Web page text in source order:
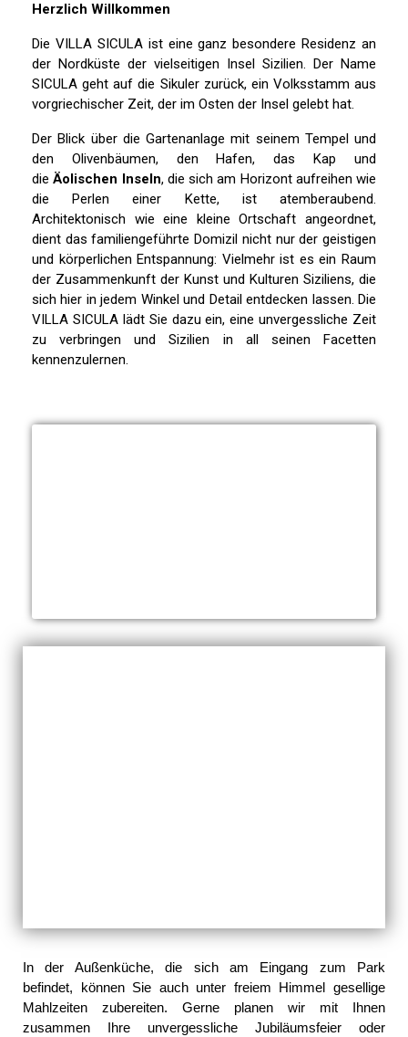
Herzlich Willkommen
Die VILLA SICULA ist eine ganz besondere Residenz an
der Nordküste der vielseitigen Insel Sizilien. Der Name
SICULA geht auf die Sikuler zurück, ein Volksstamm aus
vorgriechischer Zeit, der im Osten der Insel gelebt hat.
Der Blick über die Gartenanlage mit seinem Tempel und
den Olivenbäumen, den Hafen, das Kap und
dieÄolischen Inseln, die sich am Horizont aufreihen wie
die Perlen einer Kette, ist atemberaubend.
Architektonisch wie eine kleine Ortschaft angeordnet,
dient das familiengeführte Domizil nicht nur der geistigen
und körperlichen Entspannung: Vielmehr ist es ein Raum
der Zusammenkunft der Kunst und Kulturen Siziliens, die
sich hier in jedem Winkel und Detail entdecken lassen. Die
VILLA SICULA lädt Sie dazu ein, eine unvergessliche Zeit
zu verbringen und Sizilien in all seinen Facetten
kennenzulernen.
In der Außenküche, die sich am Eingang zum Park
befindet, können Sie auch unter freiem Himmel gesellige
Mahlzeiten zubereiten. Gerne planen wir mit Ihnen
zusammen Ihre unvergessliche Jubiläumsfeier oder